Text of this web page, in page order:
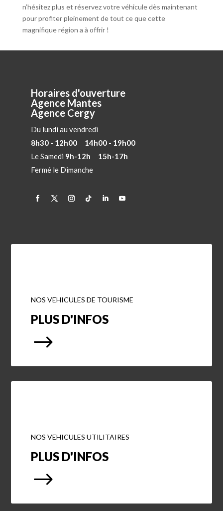
n’hésitez plus et réservez votre véhicule dès maintenant
pour profiter pleinement de tout ce que cette
magnifique région a à offrir !
Horaires d'ouverture
Agence Mantes
Agence Cergy
Du lundi au vendredi
8h30 - 12h00 14h00 - 19h00
Le Samedi 9h-12h 15h-17h
Fermé le Dimanche
NOS VEHICULES DE TOURISME
PLUS D'INFOS
$
NOS VEHICULES UTILITAIRES
PLUS D'INFOS
$